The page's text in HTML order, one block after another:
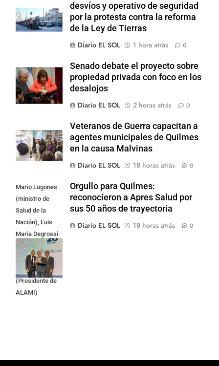
desvíos y operativo de seguridad
por la protesta contra la reforma
de la Ley de Tierras
Diario EL SOL
1 hora atrás 0
Senado debate el proyecto sobre
propiedad privada con foco en los
desalojos
Diario EL SOL
2 horas atrás 0
Veteranos de Guerra capacitan a
agentes municipales de Quilmes
en la causa Malvinas
Diario EL SOL
18 horas atrás 0
Mario Lugones
(ministro de
Salud de la
Nación), Luis
Maria Degrossi
(Presidente de
Apres Salud) y
Cristian Mazza
(Presidente de
ALAMI)
Orgullo para Quilmes:
reconocieron a Apres Salud por
sus 50 años de trayectoria
Diario EL SOL
18 horas atrás 0